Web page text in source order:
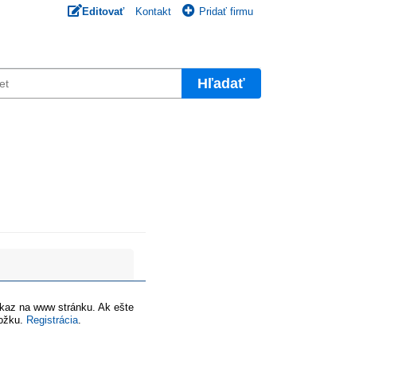
Editovať Kontakt Pridať firmu
Hľadať
na www stránku. Ak ešte
Registrácia